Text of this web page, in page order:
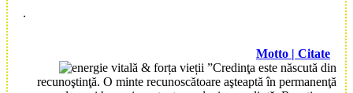
.
Motto | Citate
”Credinţa este născută din
recunoştinţă. O minte recunoscătoare aşteaptă în permanenţă